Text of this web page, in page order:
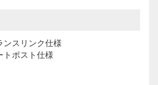
スリンク仕様
ポスト仕様